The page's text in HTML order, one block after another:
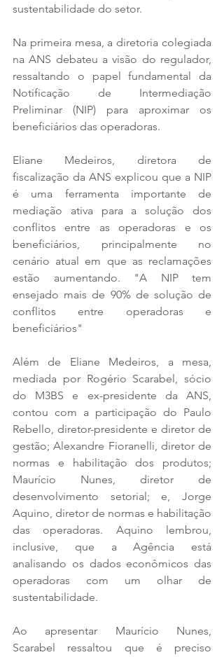
sustentabilidade do setor.
Na primeira mesa, a diretoria colegiada
na ANS debateu a visão do regulador,
ressaltando o papel fundamental da
Notificação de Intermediação
Preliminar (NIP) para aproximar os
beneficiários das operadoras.
Eliane Medeiros, diretora de
fiscalização da ANS explicou que a NIP
é uma ferramenta importante de
mediação ativa para a solução dos
conflitos entre as operadoras e os
beneficiários, principalmente no
cenário atual em que as reclamações
estão aumentando. "A NIP tem
ensejado mais de 90% de solução de
conflitos entre operadoras e
beneficiários"
Além de Eliane Medeiros, a mesa,
mediada por Rogério Scarabel, sócio
do M3BS e ex-presidente da ANS,
contou com a participação do Paulo
Rebello, diretor-presidente e diretor de
gestão; Alexandre Fioranelli, diretor de
normas e habilitação dos produtos;
Maurício Nunes, diretor de
desenvolvimento setorial; e, Jorge
Aquino, diretor de normas e habilitação
das operadoras. Aquino lembrou,
inclusive, que a Agência está
analisando os dados econômicos das
operadoras com um olhar de
sustentabilidade.
Ao apresentar Maurício Nunes,
Scarabel ressaltou que é preciso